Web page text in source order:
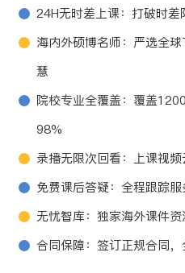
24H无时差上课：打破时
海内外硕博名师：严选全
慧
院校专业全覆盖：覆盖
98%
录播无限次回看：上课视
免费课后答疑：全程跟踪
无忧智库：独家海外课件
合同保障：签订正规合同